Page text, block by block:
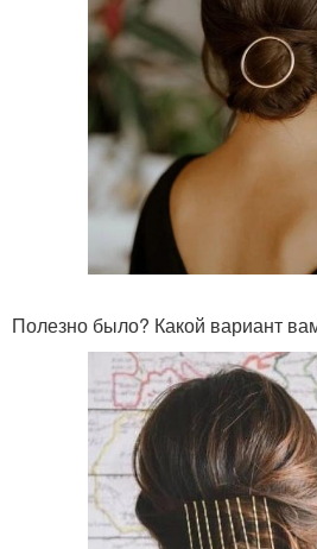
Полезно было? Какой вариант